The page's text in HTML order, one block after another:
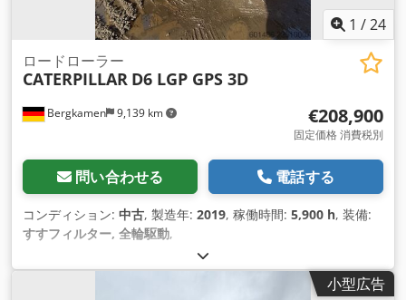
1 /24
Bergkamen 9,139 km
ロードローラー
CATERPILLAR D6 LGP GPS 3D
€208,900
固定価格 消費税別
問い合わせる 電話する
コンディション: 中古, 製造年: 2019, 稼働時間: 5,900 h, 装備:
すすフィルター, 全輪駆動,
小型広告